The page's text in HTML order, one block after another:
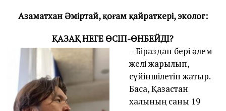
Азаматхан Әміртай, қоғам қайраткері, эколог:
ҚАЗАҚ НЕГЕ ӨСІП-ӨНБЕЙДІ?
– Біраздан бері әлем
желі жарылып,
сүйіншілетіп жатыр.
Бақсақ, Қазақстан
халқының саны 19